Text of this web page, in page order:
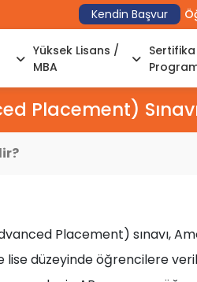
Kendin Başvur
Yüksek Lisans /
MBA
Placement)
Placement) sınavı,
lise düzeyinde öğrencilere